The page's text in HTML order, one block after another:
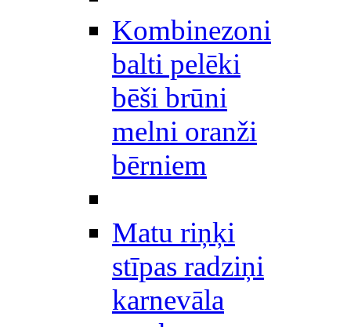
Kombinezoni
balti pelēki
bēši brūni
melni oranži
bērniem
Matu riņķi
stīpas radziņi
karnevāla